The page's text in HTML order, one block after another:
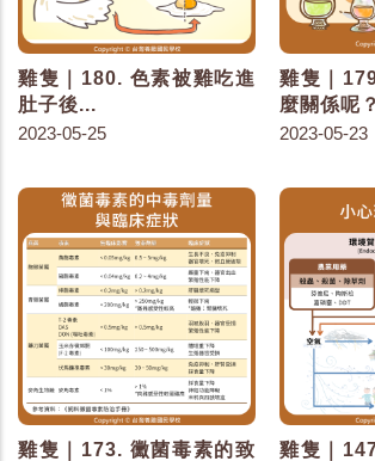
雞隻｜180. 色素被雞吃進
肚子後...
2023-05-25
雞隻｜
麼關係呢
2023-05-23
雞隻｜173. 黴菌毒素的致
雞隻｜